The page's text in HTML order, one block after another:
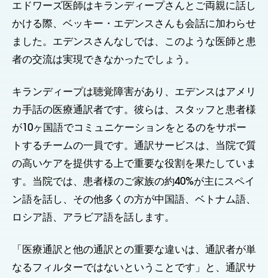
エドワーズ医師はキランディープさんとご両親に話し
かける際、ベッキー・エデンスさんも会話に加わらせ
ました。エデンスさんなしでは、このような医師と患
者の交流は実現できなかったでしょう。
キランディープは聴覚障害があり、エデンスはアメリ
カ手話の医療通訳者です。彼らは、スタッフと患者様
が10ヶ国語でコミュニケーションをとるのをサポー
トするチームの一員です。通訳サービスは、当院で質
の高いケアを提供する上で重要な役割を果たしていま
す。当院では、患者様のご家族の約40%が主にスペイ
ン語を話し、その他多くの方が中国語、ベトナム語、
ロシア語、アラビア語を話します。
「医療通訳と他の通訳との重要な違いは、通訳者が単
なるフィルターではないということです」と、通訳サ